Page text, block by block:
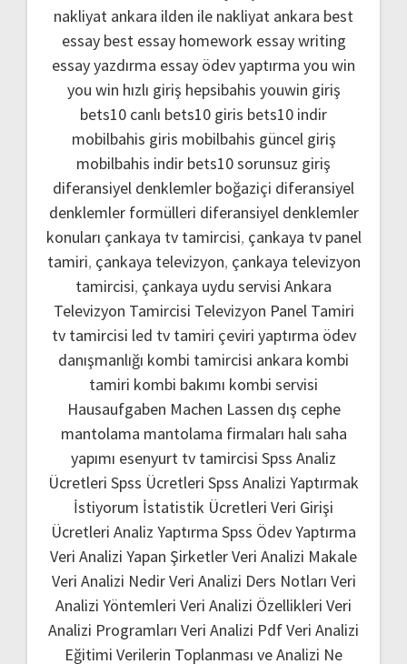
nakliyat ankara ilden ile nakliyat ankara best
essay best essay homework essay writing
essay yazdırma essay ödev yaptırma you win
you win hızlı giriş hepsibahis youwin giriş
bets10 canlı bets10 giris bets10 indir
mobilbahis giris mobilbahis güncel giriş
mobilbahis indir bets10 sorunsuz giriş
diferansiyel denklemler boğaziçi diferansiyel
denklemler formülleri diferansiyel denklemler
konuları çankaya tv tamircisi, çankaya tv panel
tamiri, çankaya televizyon, çankaya televizyon
tamircisi, çankaya uydu servisi Ankara
Televizyon Tamircisi Televizyon Panel Tamiri
tv tamircisi led tv tamiri çeviri yaptırma ödev
danışmanlığı kombi tamircisi ankara kombi
tamiri kombi bakımı kombi servisi
Hausaufgaben Machen Lassen dış cephe
mantolama mantolama firmaları halı saha
yapımı esenyurt tv tamircisi Spss Analiz
Ücretleri Spss Ücretleri Spss Analizi Yaptırmak
İstiyorum İstatistik Ücretleri Veri Girişi
Ücretleri Analiz Yaptırma Spss Ödev Yaptırma
Veri Analizi Yapan ŞirketlerVeri Analizi Makale
Veri Analizi NedirVeri Analizi Ders Notları Veri
Analizi Yöntemleri Veri Analizi Özellikleri Veri
Analizi Programları Veri Analizi PdfVeri Analizi
Eğitimi Verilerin Toplanması ve Analizi Ne